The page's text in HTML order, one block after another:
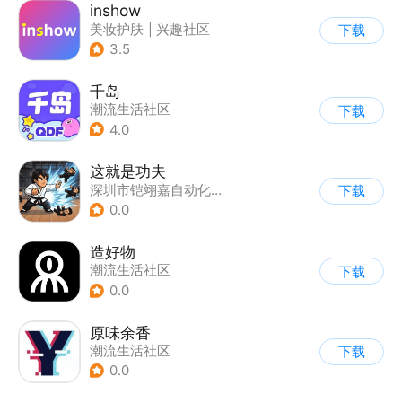
inshow
美妆护肤
兴趣社区
3.5
下载
千岛
潮流生活社区
4.0
下载
这就是功夫
深圳市铠翊嘉自动化有限公司
0.0
下载
造好物
潮流生活社区
0.0
下载
原味余香
潮流生活社区
0.0
下载